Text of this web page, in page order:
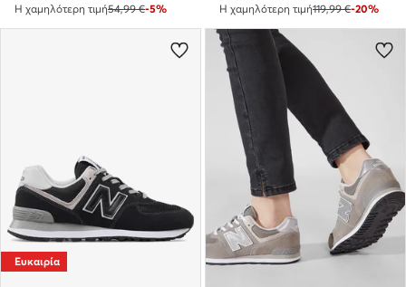
Η χαμηλότερη τιμή54,99 €-5%
Η χαμηλότερη τιμή119,99 €-20%
Ευκαιρία